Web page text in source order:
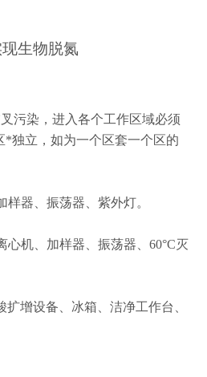
生物脱氮
污染，进入各个工作区域必须
独立，如为一个区套一个区的
器、振荡器、紫外灯。
机、加样器、振荡器、60°C灭
增设备、冰箱、洁净工作台、